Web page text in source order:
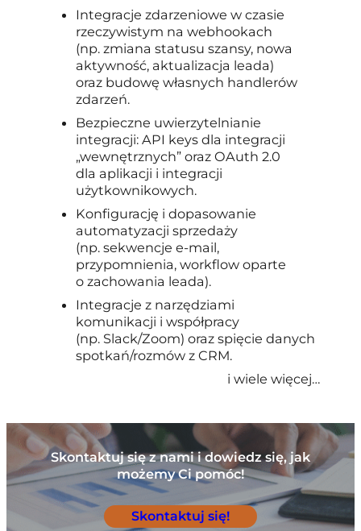
Integracje zdarzeniowe w czasie
rzeczywistym na webhookach
(np. zmiana statusu szansy, nowa
aktywność, aktualizacja leada)
oraz budowę własnych handlerów
zdarzeń.
Bezpieczne uwierzytelnianie
integracji: API keys dla integracji
„wewnętrznych” oraz OAuth 2.0
dla aplikacji i integracji
użytkownikowych.
Konfigurację i dopasowanie
automatyzacji sprzedaży
(np. sekwencje e-mail,
przypomnienia, workflow oparte
o zachowania leada).
Integracje z narzędziami
komunikacji i współpracy
(np. Slack/Zoom) oraz spięcie danych
spotkań/rozmów z CRM.
i wiele więcej…
Skontaktuj się z nami i dowiedz się, jak
możemy Ci pomóc!
Skontaktuj się!